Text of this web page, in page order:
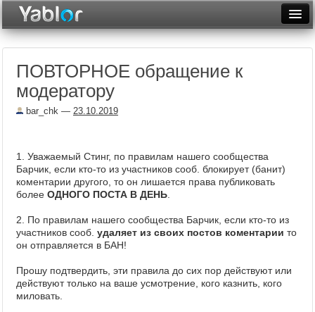
Неделя
Архив
Фототоп
ПОВТОРНОЕ обращение к
модератору
bar_chk — 23.10.2019
1. Уважаемый Стинг, по правилам нашего сообщества
Барчик, если кто-то из участников сооб. блокирует (банит)
коментарии другого, то он лишается права публиковать
более ОДНОГО ПОСТА В ДЕНЬ
2. По правилам нашего сообщества Барчик, если кто-то из
участников сооб. удаляет из своих постов коментарии то
он отправляется в БАН!
Прошу подтвердить, эти правила до сих пор действуют или
действуют только на ваше усмотрение, кого казнить, кого
миловать.